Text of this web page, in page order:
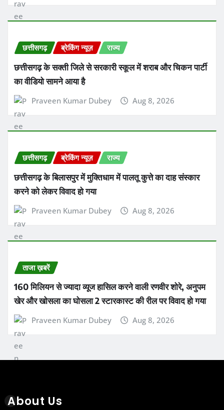
छत्तीसगढ़ ब्रेकिंग न्यूज़ राज्य
छत्तीसगढ़ के सक्ती जिले से सरकारी स्कूल में शराब और चिकन पार्टी
का वीडियो सामने आया है
Praveen Kumar Dubey Aug 8, 2026
छत्तीसगढ़ ब्रेकिंग न्यूज़ राज्य
छत्तीसगढ़ के बिलासपुर में मुक्तिधाम में पालतू कुत्ते का दाह संस्कार
करने को लेकर विवाद हो गया
Praveen Kumar Dubey Aug 8, 2026
ताजा ख़बरें
160 मिलियन से ज्यादा व्यूज हासिल करने वाली रणवीर शोरे, अनुपम
खेर और खोसला का घोसला 2 स्टारकास्ट की रील पर विवाद हो गया
Praveen Kumar Dubey Aug 8, 2026
About Us